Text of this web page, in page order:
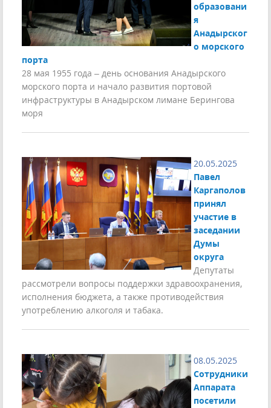
образовани
я
Анадырског
о морского
порта
28 мая 1955 года – день основания Анадырского
морского порта и начало развития портовой
инфраструктуры в Анадырском лимане Берингова
моря
20.05.2025
Павел
Каргаполов
принял
участие в
заседании
Думы
округа
Депутаты
рассмотрели вопросы поддержки здравоохранения,
исполнения бюджета, а также противодействия
употреблению алкоголя и табака.
08.05.2025
Сотрудники
Аппарата
посетили